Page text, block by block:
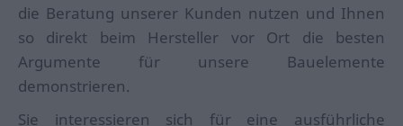
die Beratung unserer Kunden nutzen und Ihnen
so direkt beim Hersteller vor Ort die besten
Argumente für unsere Bauelemente
demonstrieren.
Sie interessieren sich für eine ausführliche